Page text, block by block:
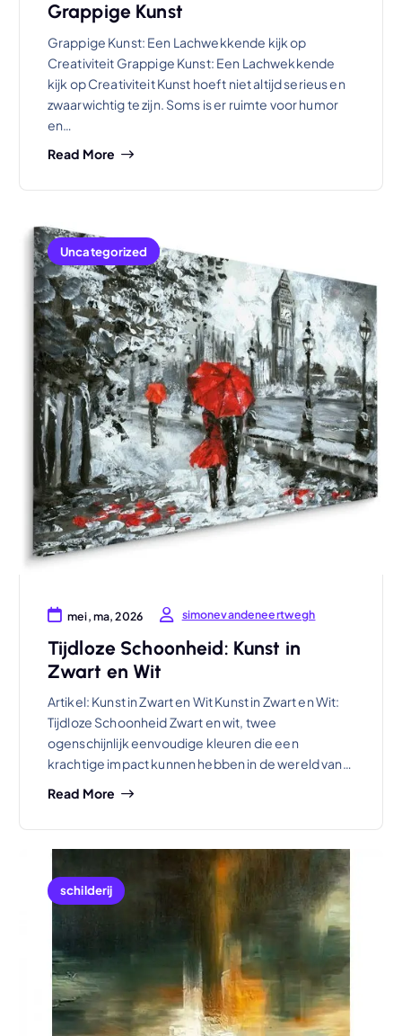
Grappige Kunst
Grappige Kunst: Een Lachwekkende kijk op
Creativiteit Grappige Kunst: Een Lachwekkende
kijk op Creativiteit Kunst hoeft niet altijd serieus en
zwaarwichtig te zijn. Soms is er ruimte voor humor
en…
Read More
Uncategorized
mei, ma, 2026 simonevandeneertwegh
Tijdloze Schoonheid: Kunst in
Zwart en Wit
Artikel: Kunst in Zwart en Wit Kunst in Zwart en Wit:
Tijdloze Schoonheid Zwart en wit, twee
ogenschijnlijk eenvoudige kleuren die een
krachtige impact kunnen hebben in de wereld van…
Read More
schilderij